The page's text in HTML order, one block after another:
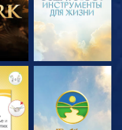
СМОТРЕТЬ